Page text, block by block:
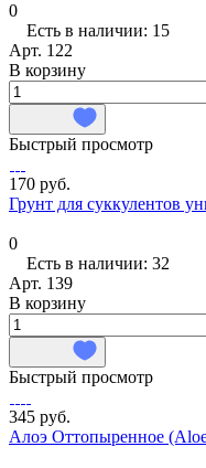
0
Есть в наличии: 15
Арт. 122
В корзину
Быстрый просмотр
170 руб.
Грунт для суккулентов
0
Есть в наличии: 32
Арт. 139
В корзину
Быстрый просмотр
345 руб.
Алоэ Оттопыренное